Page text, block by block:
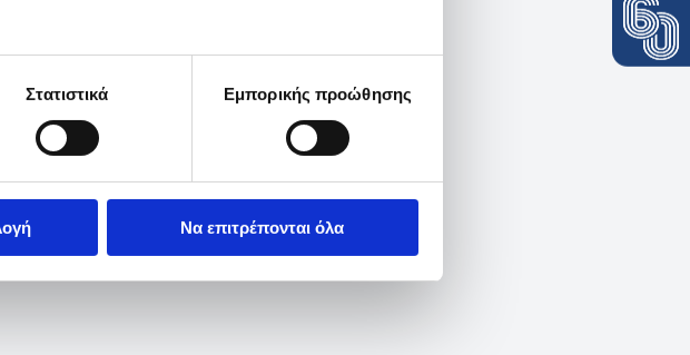
Στατιστικά Εμπορικής προώθησης
Να επιτρέπονται όλα